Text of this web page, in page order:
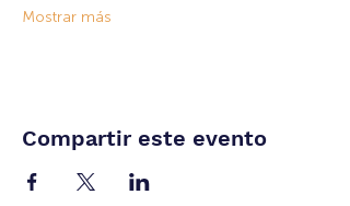
Mostrar más
Compartir este evento